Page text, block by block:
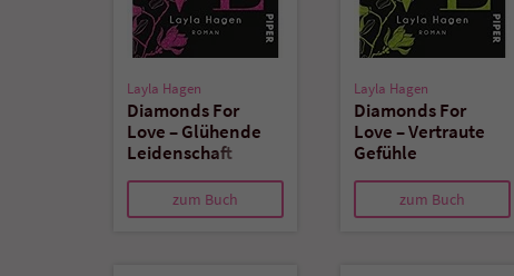
Layla Hagen
Diamonds For
Love – Glühende
Leidenschaft
zum Buch
Layla Hagen
Diamonds For
Love – Vertraute
Gefühle
zum Buch